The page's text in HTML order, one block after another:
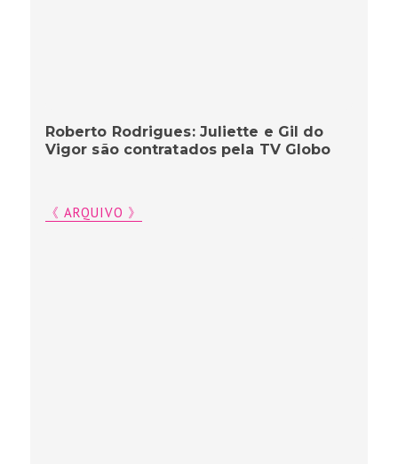
Roberto Rodrigues: Juliette e Gil do
Vigor são contratados pela TV Globo
《 ARQUIVO 》